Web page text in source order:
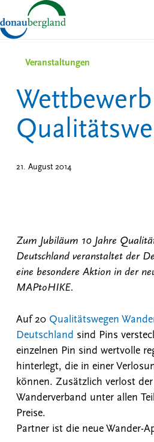
to
main
Veranstaltungen
21. August 2014
Zum Jubiläum 10 Jahre
Deutschland veranstaltet der
eine besondere Aktion in der
MAPtoHIKE.
Auf 20 Qualitätswegen
Deutschland sind Pins
einzelnen Pin sind wertvolle
hinterlegt, die in einer
können. Zusätzlich verlost
Wanderverband unter allen
Preise.
Partner ist die neue Wander-